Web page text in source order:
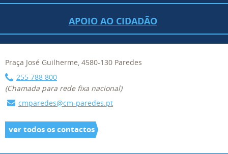
APOIO AO CIDADÃO
Praça José Guilherme, 4580-130 Paredes
255 788 800
(Chamada para rede fixa nacional)
cmparedes@cm-paredes.pt
ver todos os contactos